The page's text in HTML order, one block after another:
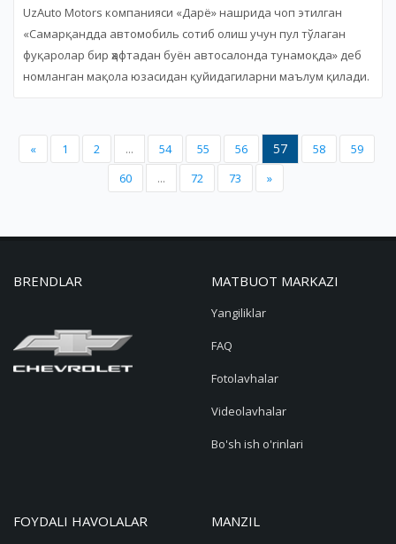
UzAuto Motors компанияси «Дарё» нашрида чоп этилган
«Самарқандда автомобиль сотиб олиш учун пул тўлаган
фуқаролар бир ҳафтадан буён автосалонда тунамоқда» деб
номланган мақола юзасидан қуйидагиларни маълум қилади.
« 1 2 ... 54 55 56 57 58
59
60
... 72 73 »
BRENDLAR MATBUOT MARKAZI
Yangiliklar
FAQ
Fotolavhalar
Videolavhalar
Bo'sh ish o'rinlari
FOYDALI HAVOLALAR MANZIL